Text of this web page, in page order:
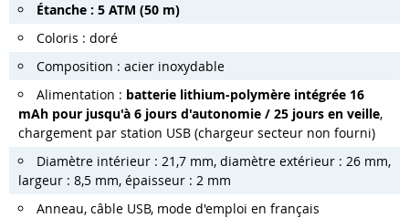
Étanche : 5 ATM (50 m)
Coloris : doré
Composition : acier inoxydable
Alimentation : batterie lithium-polymère intégrée 16
mAh pour jusqu'à 6 jours d'autonomie / 25 jours en veille,
chargement par station USB (chargeur secteur non fourni)
Diamètre intérieur : 21,7 mm, diamètre extérieur : 26 mm,
largeur : 8,5 mm, épaisseur : 2 mm
Anneau, câble USB, mode d'emploi en français